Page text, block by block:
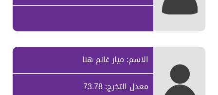
الاسم: ميار غانم هنا
معدل التخرج: 73.78